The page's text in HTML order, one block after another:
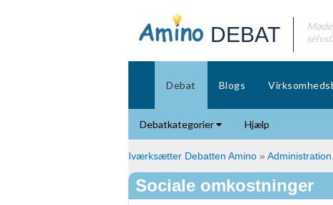
DEBAT
Debat Blogs
Debatkategorier Hjælp
Iværksætter Debatten Amino »
Sociale omkostninger